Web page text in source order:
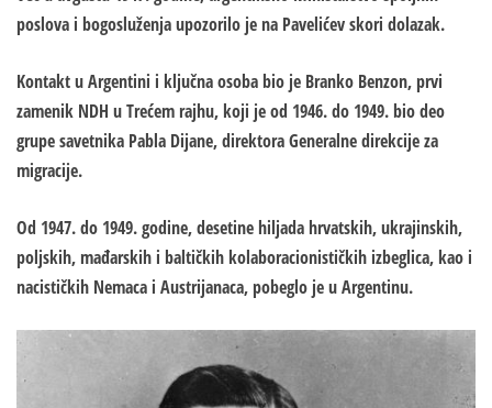
poslova i bogosluženja upozorilo je na Pavelićev skori dolazak.
Kontakt u Argentini i ključna osoba bio je Branko Benzon, prvi
zamenik NDH u Trećem rajhu, koji je od 1946. do 1949. bio deo
grupe savetnika Pabla Dijane, direktora Generalne direkcije za
migracije.
Od 1947. do 1949. godine, desetine hiljada hrvatskih, ukrajinskih,
poljskih, mađarskih i baltičkih kolaboracionističkih izbeglica, kao i
nacističkih Nemaca i Austrijanaca, pobeglo je u Argentinu.